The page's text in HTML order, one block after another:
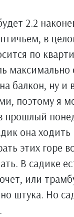
2.2
в
по
максимально
балкон, ну и
поэтому я
прошлый
она
этих горе
В садике
или
штука. Но